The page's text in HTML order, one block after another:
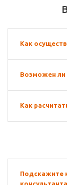
Как
Возможен ли
Как
Подскажите